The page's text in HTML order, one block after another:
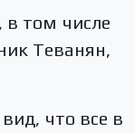
в том числе
Теванян,
что все в